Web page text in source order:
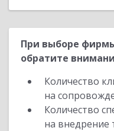
При выборе
обратите
Количество
на
Количество
на внедрение